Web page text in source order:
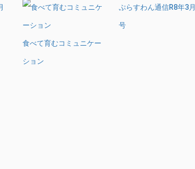
食べて育むコミュニケー
ション
ぷらすわん通信R8年3月
号